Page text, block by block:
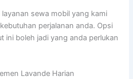
sewa mobil yang kami
perjalanan anda. Opsi
ini boleh jadi yang anda perlukan
Lavande Harian